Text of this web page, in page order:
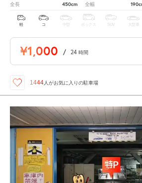
全長 450cm 全幅
軽 コ 中型 ボックス SUV 大型車
¥1,000 / 24 時間
1444 人がお気に入りの駐車場